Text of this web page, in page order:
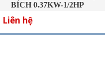
BÍCH 0.37KW-1/2HP
Liên hệ